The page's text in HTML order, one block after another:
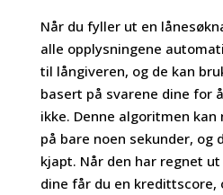
Når du fyller ut en
alle opplysningene
til långiveren, og de kan
basert på svarene dine for
ikke. Denne algoritmen
på bare noen sekunder, og
kjapt. Når den har regnet
dine får du en kredittscore,